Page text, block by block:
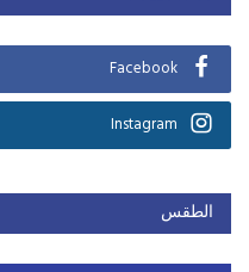
Facebook
Instagram
الطقس